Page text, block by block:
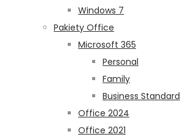
Windows 7
Pakiety Office
Microsoft 365
Personal
Family
Business Standard
Office 2024
Office 2021